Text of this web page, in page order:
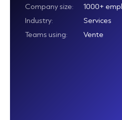
Company size:
1000+
Industry:
Services
Teams using:
Vente